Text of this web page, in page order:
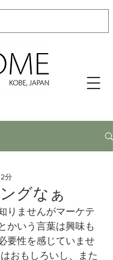
グなぁ
分
りませんがマーケテ
かいう言葉は興味も
要性を感じていませ
おもしろいし、また